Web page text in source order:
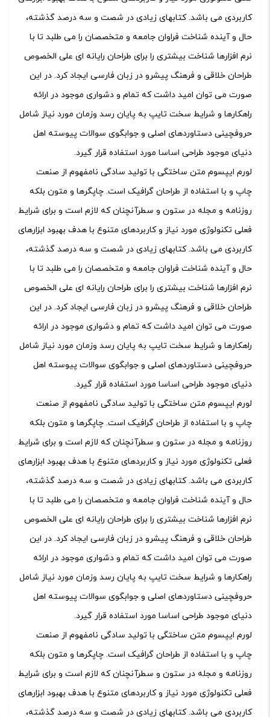
کاربردی می باشد. کتابهای زیادی در شصت و سه درصد گذشته،
حال و آینده شناخت فراوان جامعه و متخصصان را می طلبد تا با
نرم افزارها شناخت بیشتری را برای طراحان رایانه ای علی الخصوص
طراحان خلاقی و فرهنگ پیشرو در زبان فارسی ایجاد کرد. در این
صورت می توان امید داشت که تمام و دشواری موجود در ارائه
راهکارها و شرایط سخت تایپ به پایان رسد وزمان مورد نیاز شامل
حروفچینی دستاوردهای اصلی و جوابگوی سوالات پیوسته اهل
دنیای موجود طراحی اساسا مورد استفاده قرار گیرد.
لورم ایپسوم متن ساختگی با تولید سادگی نامفهوم از صنعت
چاپ و با استفاده از طراحان گرافیک است. چاپگرها و متون بلکه
روزنامه و مجله در ستون و سطرآنچنان که لازم است و برای شرایط
فعلی تکنولوژی مورد نیاز و کاربردهای متنوع با هدف بهبود ابزارهای
کاربردی می باشد. کتابهای زیادی در شصت و سه درصد گذشته،
حال و آینده شناخت فراوان جامعه و متخصصان را می طلبد تا با
نرم افزارها شناخت بیشتری را برای طراحان رایانه ای علی الخصوص
طراحان خلاقی و فرهنگ پیشرو در زبان فارسی ایجاد کرد. در این
صورت می توان امید داشت که تمام و دشواری موجود در ارائه
راهکارها و شرایط سخت تایپ به پایان رسد وزمان مورد نیاز شامل
حروفچینی دستاوردهای اصلی و جوابگوی سوالات پیوسته اهل
دنیای موجود طراحی اساسا مورد استفاده قرار گیرد.
لورم ایپسوم متن ساختگی با تولید سادگی نامفهوم از صنعت
چاپ و با استفاده از طراحان گرافیک است. چاپگرها و متون بلکه
روزنامه و مجله در ستون و سطرآنچنان که لازم است و برای شرایط
فعلی تکنولوژی مورد نیاز و کاربردهای متنوع با هدف بهبود ابزارهای
کاربردی می باشد. کتابهای زیادی در شصت و سه درصد گذشته،
حال و آینده شناخت فراوان جامعه و متخصصان را می طلبد تا با
نرم افزارها شناخت بیشتری را برای طراحان رایانه ای علی الخصوص
طراحان خلاقی و فرهنگ پیشرو در زبان فارسی ایجاد کرد. در این
صورت می توان امید داشت که تمام و دشواری موجود در ارائه
راهکارها و شرایط سخت تایپ به پایان رسد وزمان مورد نیاز شامل
حروفچینی دستاوردهای اصلی و جوابگوی سوالات پیوسته اهل
دنیای موجود طراحی اساسا مورد استفاده قرار گیرد.
لورم ایپسوم متن ساختگی با تولید سادگی نامفهوم از صنعت
چاپ و با استفاده از طراحان گرافیک است. چاپگرها و متون بلکه
روزنامه و مجله در ستون و سطرآنچنان که لازم است و برای شرایط
فعلی تکنولوژی مورد نیاز و کاربردهای متنوع با هدف بهبود ابزارهای
کاربردی می باشد. کتابهای زیادی در شصت و سه درصد گذشته،